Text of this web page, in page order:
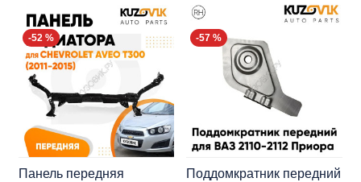
-52 %
Панель передняя
-57 %
Поддомкратник передний